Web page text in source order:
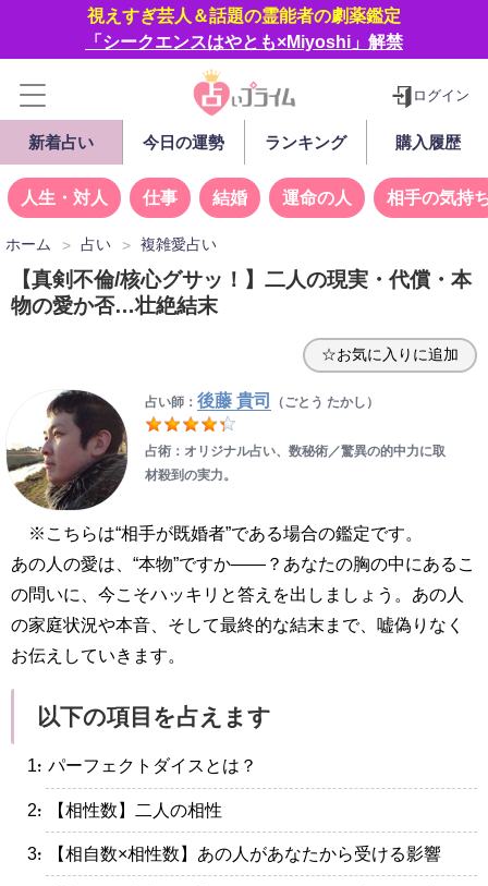
視えすぎ芸人＆話題の霊能者の劇薬鑑定
「シークエンスはやとも×Miyoshi」解禁
ログイン
新着占い 今日の運勢 ランキング 購入履歴
人生・対人 仕事 結婚 運命の人 相手の気持
ホーム 占い 複雑愛占い
【真剣不倫/核心グサッ！】二人の現実・代償・本
物の愛か否…壮絶結末
☆お気に入りに追加
占い師： 後藤 貴司 （ごとう たかし）
占術：オリジナル占い、数秘術／驚異の的中力に取
材殺到の実力。
※こちらは“相手が既婚者”である場合の鑑定です。
あの人の愛は、“本物”ですか――？あなたの胸の中にあるこ
の問いに、今こそハッキリと答えを出しましょう。あの人
の家庭状況や本音、そして最終的な結末まで、嘘偽りなく
お伝えしていきます。
以下の項目を占えます
・パーフェクトダイスとは？
・【相性数】二人の相性
・【相自数×相性数】あの人があなたから受ける影響